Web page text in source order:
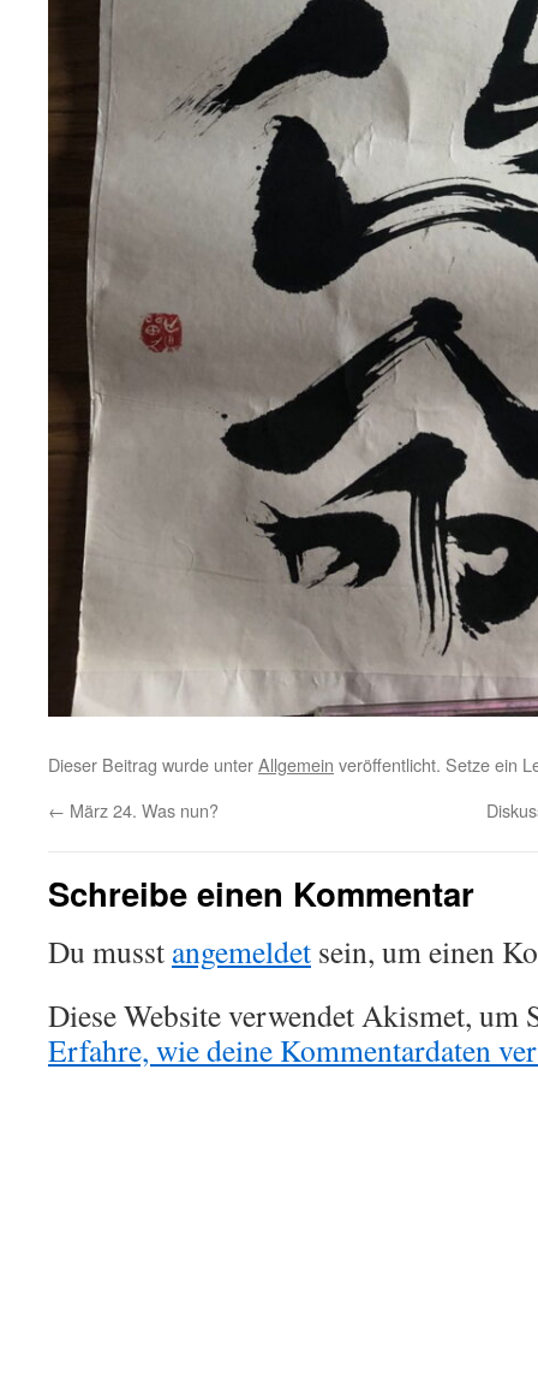
Dieser Beitrag wurde unterAllgemein veröffentlicht. Setze ein
← März 24. Was nun?
Schreibe einen Kommentar
Du musst angemeldet sein, um einen
Diese Website verwendet Akismet, um
Erfahre, wie deine Kommentardaten